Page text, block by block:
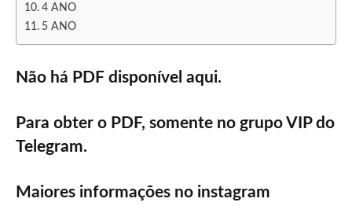
4 ANO
5 ANO
Não há PDF disponível aqui.
Para obter o PDF, somente no grupo VIP do
Telegram.
Maiores informações no instagram